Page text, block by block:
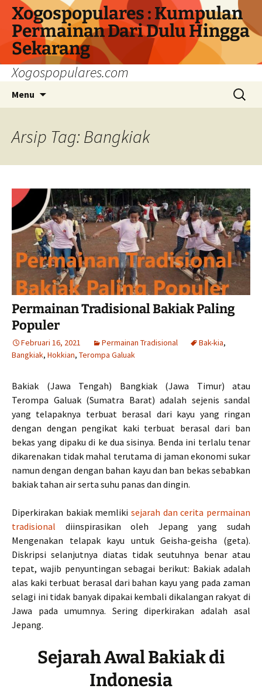
Langsung
Xogospopulares : Kumpulan
Permainan Dari Dulu Hingga
Sekarang
Xogospopulares.com
Menu
Cari
untuk:
Arsip Tag: Bangkiak
Permainan Tradisional Bakiak Paling
Populer
Februari 16, 2021 Permainan Tradisional Bak-kia,
Bangkiak, Hokkian, Terompa Galuak
Bakiak (Jawa Tengah) Bangkiak (Jawa Timur) atau
Terompa Galuak (Sumatra Barat) adalah sejenis sandal
yang telapaknya terbuat berasal dari kayu yang ringan
dengan dengan pengikat kaki terbuat berasal dari ban
bekas yang dipaku di ke dua sisinya. Benda ini terlalu tenar
dikarenakan tidak mahal terutama di jaman ekonomi sukar
namun dengan dengan bahan kayu dan ban bekas sebabkan
bakiak tahan air serta suhu panas dan dingin.
Diperkirakan bakiak memliki sejarah dan cerita permainan
tradisional diinspirasikan oleh Jepang yang sudah
Mengenakan telapak kayu untuk Geisha-geisha (geta).
Diskripsi selanjutnya diatas tidak seutuhnya benar atau
tepat, wajib penyuntingan sebagai berikut: Bakiak adalah
alas kaki terbuat berasal dari bahan kayu yang pada zaman
selagi ini tidak banyak dipakai kembali dikalangan rakyat di
Jawa pada umumnya. Sering diperkirakan adalah asal
Jepang.
Sejarah Awal Bakiak di
Indonesia